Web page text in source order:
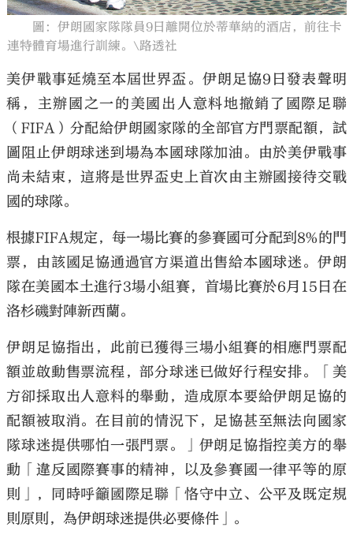
圖：伊朗國家隊隊員9日離開位於蒂華納的酒店，前往卡
連特體育場進行訓練。\路透社
美伊戰事延燒至本屆世界盃。伊朗足協9日發表聲明
稱，主辦國之一的美國出人意料地撤銷了國際足聯
（FIFA）分配給伊朗國家隊的全部官方門票配額，試
圖阻止伊朗球迷到場為本國球隊加油。由於美伊戰事
尚未結束，這將是世界盃史上首次由主辦國接待交戰
國的球隊。
根據FIFA規定，每一場比賽的參賽國可分配到8%的門
票，由該國足協通過官方渠道出售給本國球迷。伊朗
隊在美國本土進行3場小組賽，首場比賽於6月15日在
洛杉磯對陣新西蘭。
伊朗足協指出，此前已獲得三場小組賽的相應門票配
額並啟動售票流程，部分球迷已做好行程安排。「美
方卻採取出人意料的舉動，造成原本要給伊朗足協的
配額被取消。在目前的情況下，足協甚至無法向國家
隊球迷提供哪怕一張門票。」伊朗足協指控美方的舉
動「違反國際賽事的精神，以及參賽國一律平等的原
則」，同時呼籲國際足聯「恪守中立、公平及既定規
則原則，為伊朗球迷提供必要條件」。